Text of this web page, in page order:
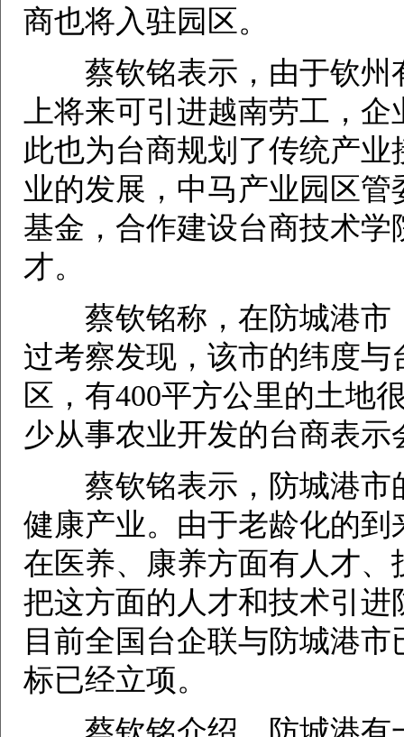
商也将入驻园区。
蔡钦铭表示，由于钦州
上将来可引进越南劳工，
此也为台商规划了传统产
业的发展，中马产业园区
基金，合作建设台商技术
才。
蔡钦铭称，在防城港市
过考察发现，该市的纬度
区，有400平方公里的土地
少从事农业开发的台商表示
蔡钦铭表示，防城港市
健康产业。由于老龄化的
在医养、康养方面有人才
把这方面的人才和技术引
目前全国台企联与防城港
标已经立项。